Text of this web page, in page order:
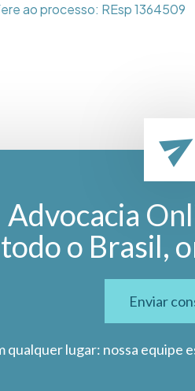
ao processo: REsp 1364509
Advocacia
o Brasil,
Enviar
qualquer lugar: nossa equipe